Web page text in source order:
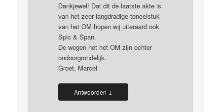
Dankjewel! Dat dit de laatste akte is
van het zeer langdradige toneelstuk
van het OM hopen wij uiteraard ook
Spic & Span.
De wegen het het OM zijn echter
ondoorgrondelijk.
Groet, Marcel
Antwoorden ↓